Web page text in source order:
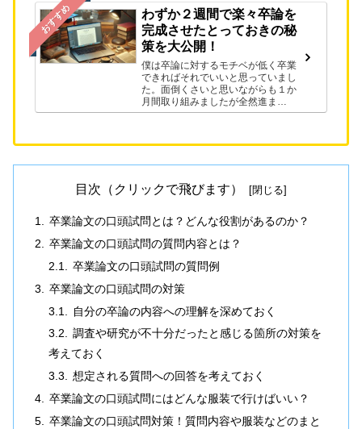
おすすめ
わずか２週間で楽々卒論を
完成させたとっておきの秘
策を大公開！
僕は卒論に対するモチベが低く卒業
できればそれでいいと思っていまし
た。面倒くさいと思いながらも１か
月間取り組みましたが全然進ま
ず…。途方に暮れていた時にある方
できました。早く卒論を終わらせた
目次（クリックで飛びます）
卒業論文の口頭試問とは？どんな役割があるのか？
卒業論文の口頭試問の質問内容とは？
卒業論文の口頭試問の質問例
卒業論文の口頭試問の対策
自分の卒論の内容への理解を深めておく
調査や研究が不十分だったと感じる箇所の対策を
考えておく
想定される質問への回答を考えておく
卒業論文の口頭試問にはどんな服装で行けばいい？
卒業論文の口頭試問対策！質問内容や服装などのまと